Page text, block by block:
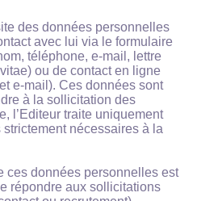
des données personnelles
avec lui via le formulaire
téléphone, e-mail, lettre
ou de contact en ligne
e-mail). Ces données sont
à la sollicitation des
l’Editeur traite uniquement
nécessaires à la
ces données personnelles est
répondre aux sollicitations